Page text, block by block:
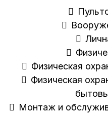
Физическая
Физическая
Монтаж и